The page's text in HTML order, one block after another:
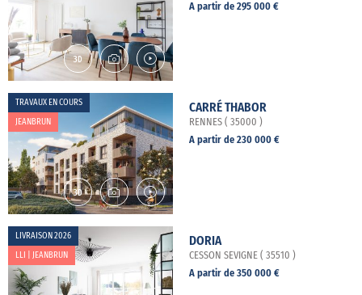
A partir de 295 000 €
TRAVAUX EN COURS
JEANBRUN
CARRÉ THABOR
RENNES ( 35000 )
A partir de 230 000 €
LIVRAISON 2026
LLI | JEANBRUN
DORIA
CESSON SEVIGNE ( 35510 )
A partir de 350 000 €